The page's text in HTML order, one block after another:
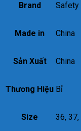
Brand Safety
Made in China
Sản Xuất China
Thương Hiệu Bỉ
Size 36, 37,